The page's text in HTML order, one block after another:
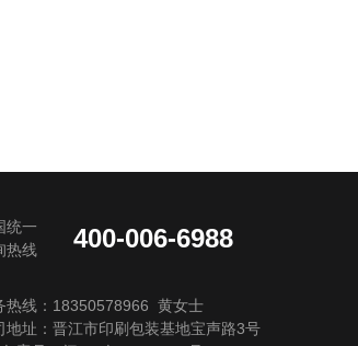
统一
热线
400-006-6988
热线：18350578966 黄女士
址：晋江市印刷包装基地宝声路3号